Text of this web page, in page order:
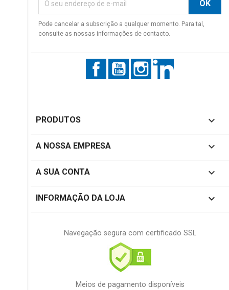
Pode cancelar a subscrição a qualquer momento. Para tal,
consulte as nossas informações de contacto.
FacebookYouTubeInstagram
PRODUTOS 
A NOSSA EMPRESA 
A SUA CONTA 
INFORMAÇÃO DA LOJA keyboard_arrow_down
Navegação segura com certificado SSL
Meios de pagamento disponíveis